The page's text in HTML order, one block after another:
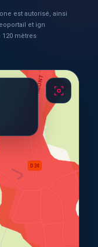
est autorisé, ainsi
et ign
120 mètres